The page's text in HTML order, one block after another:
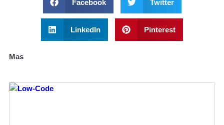
Facebook Twitter
LinkedIn Pinterest
Mas